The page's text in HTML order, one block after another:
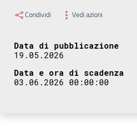
Condividi Vedi azioni
Data di pubblicazione
19.05.2026
Data e ora di scadenza
03.06.2026 00:00:00